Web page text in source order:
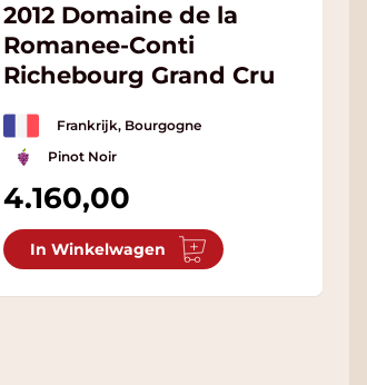
2012 Domaine de la
Romanee-Conti
Richebourg Grand Cru
Frankrijk, Bourgogne
Pinot Noir
4.160,00
In Winkelwagen